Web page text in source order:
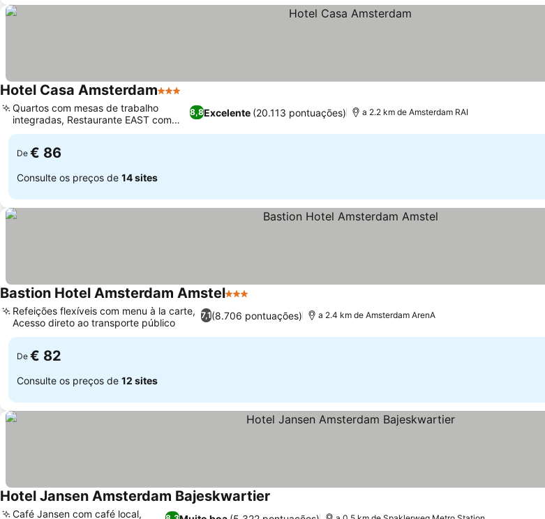
Hotel Casa Amsterdam3 Estrelas
8,8Excelente (20.113 pontuações)
Quartos com mesas de trabalho
integradas, Restaurante EAST com
culinária local
a 2.2 km de Amsterdam RAI
De € 86
Consulte os preços de 14 sites
Bastion Hotel Amsterdam Amstel3 Estrelas
7,1(8.706 pontuações)
Refeições flexíveis com menu à la carte,
Acesso direto ao transporte público
a 2.4 km de Amsterdam ArenA
De € 82
Consulte os preços de 12 sites
Hotel Jansen Amsterdam Bajeskwartier
Café Jansen com café local,